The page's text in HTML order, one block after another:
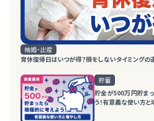
結婚・出産
育休復帰日はいつが得？損をしないタイミングの
貯蓄
貯金が500万円貯ま
う！有意義な使い方と